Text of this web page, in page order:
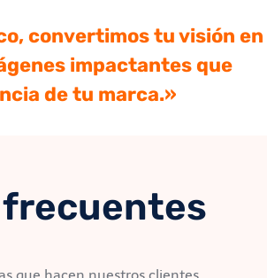
convertimos tu visión en
impactantes que
de tu marca.»
que hacen nuestros clientes.